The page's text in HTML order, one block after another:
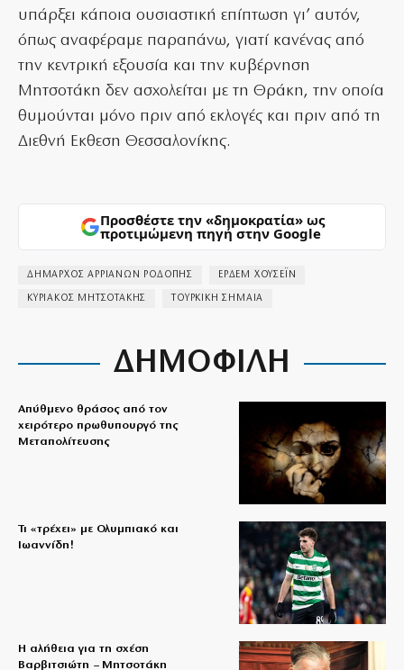
υπάρξει κάποια ουσιαστική επίπτωση γι’ αυτόν,
όπως αναφέραμε παραπάνω, γιατί κανένας από
την κεντρική εξουσία και την κυβέρνηση
Μητσοτάκη δεν ασχολείται με τη Θράκη, την οποία
θυμούνται μόνο πριν από εκλογές και πριν από τη
Διεθνή Εκθεση Θεσσαλονίκης.
Προσθέστε την «δημοκρατία» ως
προτιμώμενη πηγή στην Google
ΔΗΜΑΡΧΟΣ ΑΡΡΙΑΝΩΝ ΡΟΔΟΠΗΣ ΕΡΔΕΜ ΧΟΥΣΕΪΝ
ΚΥΡΙΑΚΟΣ ΜΗΤΣΟΤΑΚΗΣ ΤΟΥΡΚΙΚΗ ΣΗΜΑΙΑ
ΔΗΜΟΦΙΛΗ
Απύθμενο θράσος από τον
χειρότερο πρωθυπουργό της
Μεταπολίτευσης
Τι «τρέχει» με Ολυμπιακό και
Ιωαννίδη!
Η αλήθεια για τη σχέση
Βαρβιτσιώτη – Μητσοτάκη